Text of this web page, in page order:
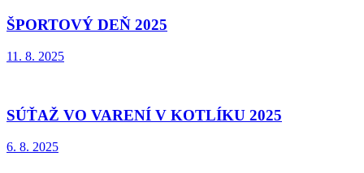
ŠPORTOVÝ DEŇ 2025
11. 8. 2025
SÚŤAŽ VO VARENÍ V KOTLÍKU 2025
6. 8. 2025